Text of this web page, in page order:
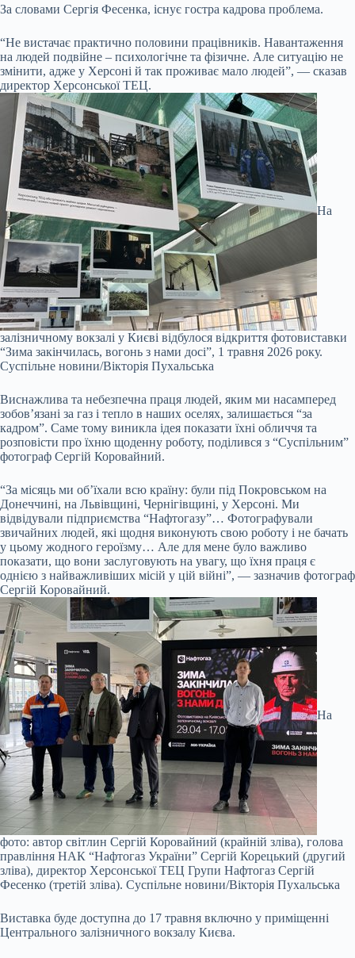
За словами Сергія Фесенка, існує гостра кадрова проблема.
“Не вистачає практично половини працівників. Навантаження
на людей подвійне – психологічне та фізичне. Але ситуацію не
змінити, адже у Херсоні й так проживає мало людей”, — сказав
директор Херсонської ТЕЦ.
На
залізничному вокзалі у Києві відбулося відкриття фотовиставки
“Зима закінчилась, вогонь з нами досі”, 1 травня 2026 року.
Суспільне новини/Вікторія Пухальська
Виснажлива та небезпечна праця людей, яким ми насамперед
зобов’язані за газ і тепло в наших оселях, залишається “за
кадром”. Саме тому виникла ідея показати їхні обличчя та
розповісти про їхню щоденну роботу, поділився з “Суспільним”
фотограф Сергій Коровайний.
“За місяць ми об’їхали всю країну: були під Покровськом на
Донеччині, на Львівщині, Чернігівщині, у Херсоні. Ми
відвідували підприємства “Нафтогазу”… Фотографували
звичайних людей, які щодня виконують свою роботу і не бачать
у цьому жодного героїзму… Але для мене було важливо
показати, що вони заслуговують на увагу, що їхня праця є
однією з найважливіших місій у цій війні”, — зазначив фотограф
Сергій Коровайний.
На
фото: автор світлин Сергій Коровайний (крайній зліва), голова
правління НАК “Нафтогаз України” Сергій Корецький (другий
зліва), директор Херсонської ТЕЦ Групи Нафтогаз Сергій
Фесенко (третій зліва). Суспільне новини/Вікторія Пухальська
Виставка буде доступна до 17 травня включно у приміщенні
Центрального залізничного вокзалу Києва.